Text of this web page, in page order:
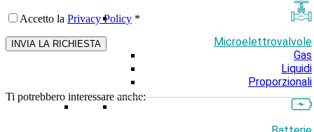
Microelettrovalvole
Gas
Liquidi
Proporzionali
Accetto la Privacy Policy *
Ti potrebbero interessare anche: